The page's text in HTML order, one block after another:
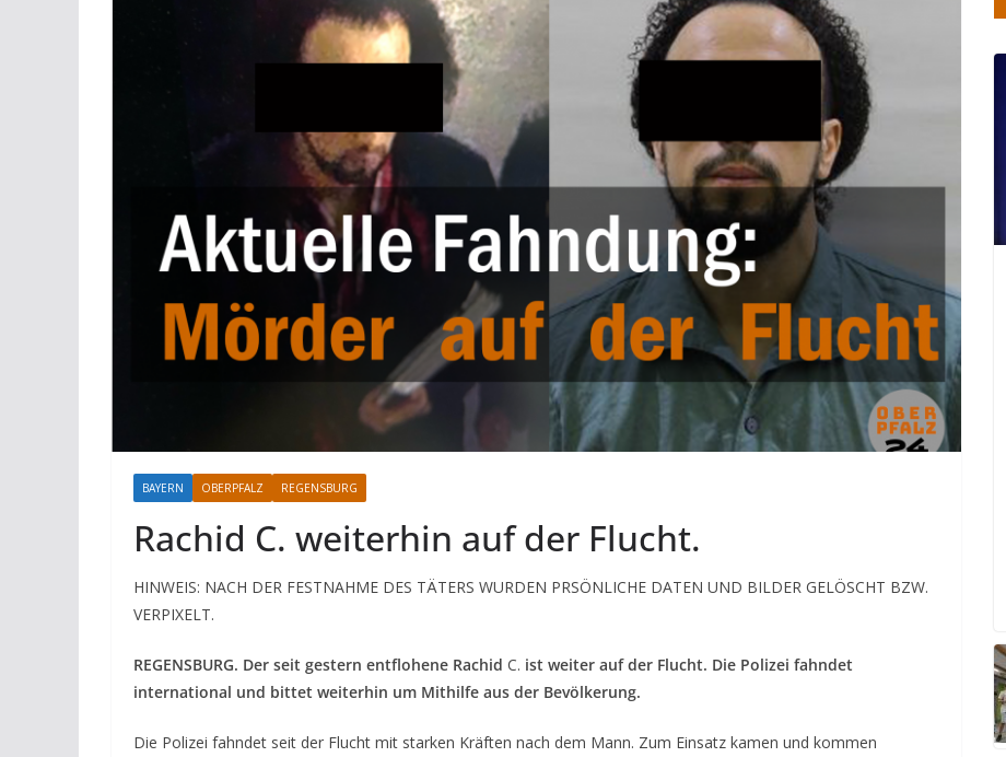
BAYERN OBERPFALZ REGENSBURG
Rachid C. weiterhin auf der Flucht.
HINWEIS: NACH DER FESTNAHME DES TÄTERS WURDEN PRSÖNLICHE DATEN UND BILDER GELÖSCHT BZW.
VERPIXELT.
REGENSBURG. Der seit gestern entflohene Rachid C. ist weiter auf der Flucht. Die Polizei fahndet
international und bittet weiterhin um Mithilfe aus der Bevölkerung.
Die Polizei fahndet seit der Flucht mit starken Kräften nach dem Mann. Zum Einsatz kamen und kommen